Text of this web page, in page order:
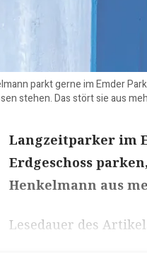
parkt gerne im Emder
stehen. Das stört sie aus
Langzeitparker im
Erdgeschoss
Henkelmann aus
Lesedauer des